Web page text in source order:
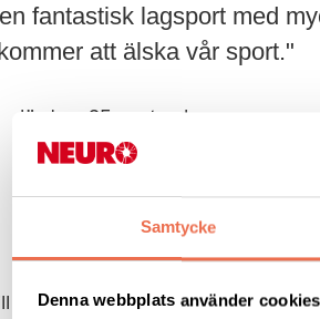
Samtycke
Denna webbplats använder cookies
fantastisk lagsport med
att älska vår sport."
25 september
Curling Arena,
Prova På rullstolscurling i